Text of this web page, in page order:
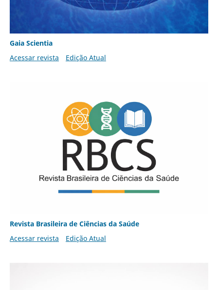
Gaia Scientia
Acessar revista
Edição Atual
Revista Brasileira de Ciências da Saúde
Acessar revista
Edição Atual